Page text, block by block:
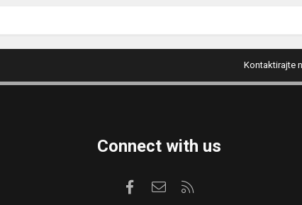
Kontaktirajte
Connect with us
FacebookKontaktirajte nas